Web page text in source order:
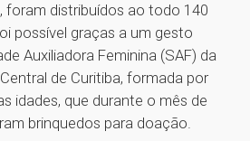
foram distribuídos ao todo 140
possível graças a um gesto
Auxiliadora Feminina (SAF) da
de Curitiba, formada por
idades, que durante o mês de
brinquedos para doação.